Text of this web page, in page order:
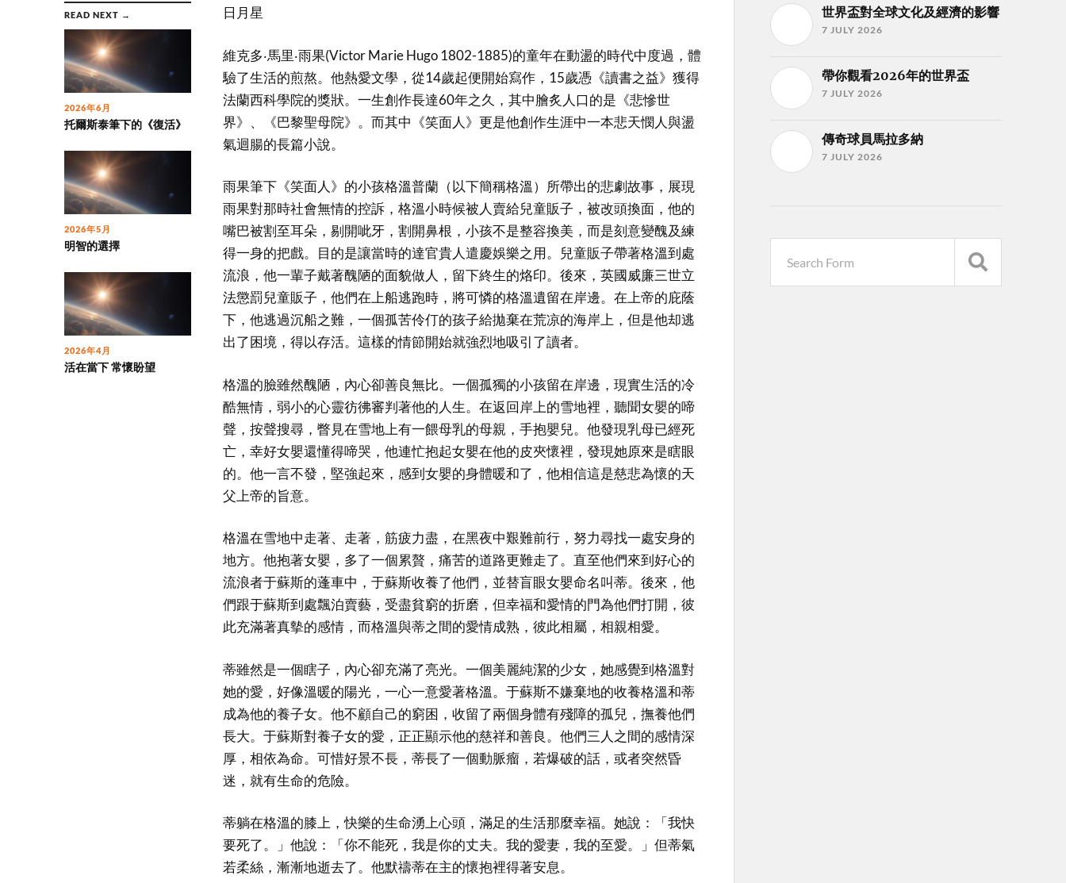
READ NEXT →
2026年6月
托爾斯泰筆下的《復活》
2026年5月
明智的選擇
2026年4月
活在當下 常懷盼望
日月星
維克多‧馬里‧雨果(Victor Marie Hugo 1802-1885)的童年在動盪的時代中度過，體
驗了生活的煎熬。他熱愛文學，從14歲起便開始寫作，15歲憑《讀書之益》獲得
法蘭西科學院的獎狀。一生創作長達60年之久，其中膾炙人口的是《悲慘世
界》、《巴黎聖母院》。而其中《笑面人》更是他創作生涯中一本悲天憫人與盪
氣迴腸的長篇小說。
雨果筆下《笑面人》的小孩格溫普蘭（以下簡稱格溫）所帶出的悲劇故事，展現
雨果對那時社會無情的控訴，格溫小時候被人賣給兒童販子，被改頭換面，他的
嘴巴被割至耳朵，剔開呲牙，割開鼻根，小孩不是整容換美，而是刻意變醜及練
得一身的把戲。目的是讓當時的達官貴人遣慶娛樂之用。兒童販子帶著格溫到處
流浪，他一輩子戴著醜陋的面貌做人，留下終生的烙印。後來，英國威廉三世立
法懲罰兒童販子，他們在上船逃跑時，將可憐的格溫遺留在岸邊。在上帝的庇蔭
下，他逃過沉船之難，一個孤苦伶仃的孩子給拋棄在荒凉的海岸上，但是他却逃
出了困境，得以存活。這樣的情節開始就強烈地吸引了讀者。
格溫的臉雖然醜陋，內心卻善良無比。一個孤獨的小孩留在岸邊，現實生活的冷
酷無情，弱小的心靈彷彿審判著他的人生。在返回岸上的雪地裡，聽聞女嬰的啼
聲，按聲搜尋，瞥見在雪地上有一餵母乳的母親，手抱嬰兒。他發現乳母已經死
亡，幸好女嬰還懂得啼哭，他連忙抱起女嬰在他的皮夾懷裡，發現她原來是瞎眼
的。他一言不發，堅強起來，感到女嬰的身體暖和了，他相信這是慈悲為懷的天
父上帝的旨意。
格溫在雪地中走著、走著，筋疲力盡，在黑夜中艱難前行，努力尋找一處安身的
地方。他抱著女嬰，多了一個累贅，痛苦的道路更難走了。直至他們來到好心的
流浪者于蘇斯的蓬車中，于蘇斯收養了他們，並替盲眼女嬰命名叫蒂。後來，他
們跟于蘇斯到處飄泊賣藝，受盡貧窮的折磨，但幸福和愛情的門為他們打開，彼
此充滿著真摰的感情，而格溫與蒂之間的愛情成熟，彼此相屬，相親相愛。
蒂雖然是一個瞎子，內心卻充滿了亮光。一個美麗純潔的少女，她感覺到格溫對
她的愛，好像溫暖的陽光，一心一意愛著格溫。于蘇斯不嫌棄地的收養格溫和蒂
成為他的養子女。他不顧自己的窮困，收留了兩個身體有殘障的孤兒，撫養他們
長大。于蘇斯對養子女的愛，正正顯示他的慈祥和善良。他們三人之間的感情深
厚，相依為命。可惜好景不長，蒂長了一個動脈瘤，若爆破的話，或者突然昏
迷，就有生命的危險。
蒂躺在格溫的膝上，快樂的生命湧上心頭，滿足的生活那麼幸福。她說：「我快
要死了。」他說：「你不能死，我是你的丈夫。我的愛妻，我的至愛。」但蒂氣
若柔絲，漸漸地逝去了。他默禱蒂在主的懷抱裡得著安息。
世界盃對全球文化及經濟的影響
7 JULY 2026
帶你觀看2026年的世界盃
7 JULY 2026
傳奇球員馬拉多納
7 JULY 2026